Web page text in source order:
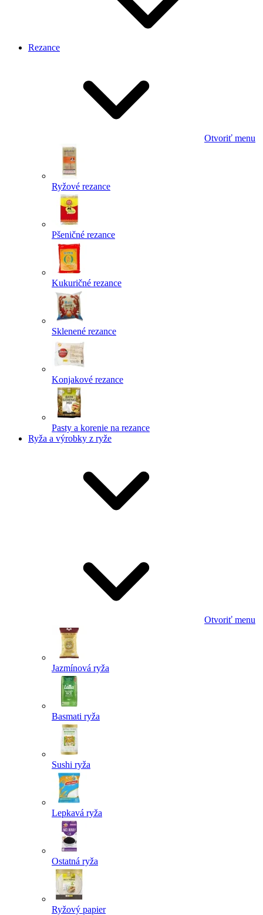
Rezance
Otvoriť menu
Ryžové rezance
Pšeničné rezance
Kukuričné rezance
Sklenené rezance
Konjakové rezance
Pasty a korenie na rezance
Ryža a výrobky z ryže
Otvoriť menu
Jazmínová ryža
Basmati ryža
Sushi ryža
Lepkavá ryža
Ostatná ryža
Ryžový papier